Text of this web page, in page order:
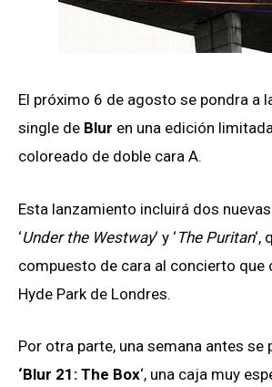
El próximo 6 de agosto se pondra a
single de Blur en una edición
coloreado de doble cara A.
Esta lanzamiento incluirá dos
‘Under the Westway‘ y ‘The Puritan‘,
compuesto de cara al concierto que
Hyde Park de Londres.
Por otra parte, una semana antes se
‘Blur 21: The Box‘, una caja muy